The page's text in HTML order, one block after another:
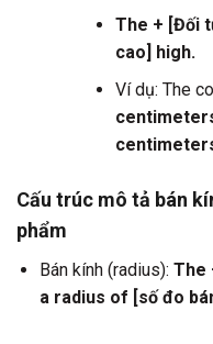
The + [Đối
cao] high.
Ví dụ: The
Cấu trúc mô tả bán
phẩm
Bán kính (radius): The
a radius of [số đo